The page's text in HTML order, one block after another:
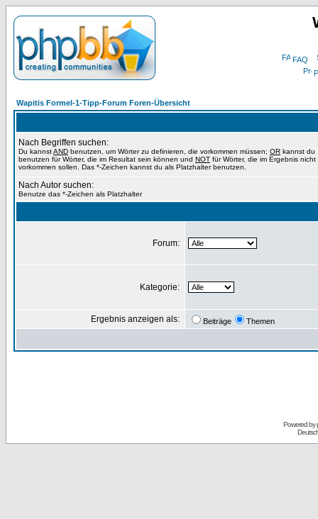
FAQ
Wapitis Formel-1-Tipp-Forum Foren-Übersicht
Nach Begriffen suchen:
Du kannstAND benutzen, um Wörter zu definieren, die vorkommen müssen; OR kannst du
benutzen für Wörter, die im Resultat sein können und NOT für Wörter, die im Ergebnis nicht
vorkommen sollen. Das *-Zeichen kannst du als Platzhalter benutzen.
Nach Autor suchen:
Benutze das *-Zeichen als Platzhalter
Forum:
Kategorie:
Ergebnis anzeigen als: Beiträge Themen
Powered by